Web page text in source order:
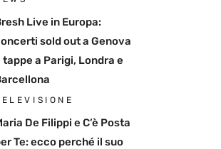
Live in Europa:
sold out a Genova
tappe a Parigi, Londra e
De Filippi e C’è Posta
Te: ecco perché il suo